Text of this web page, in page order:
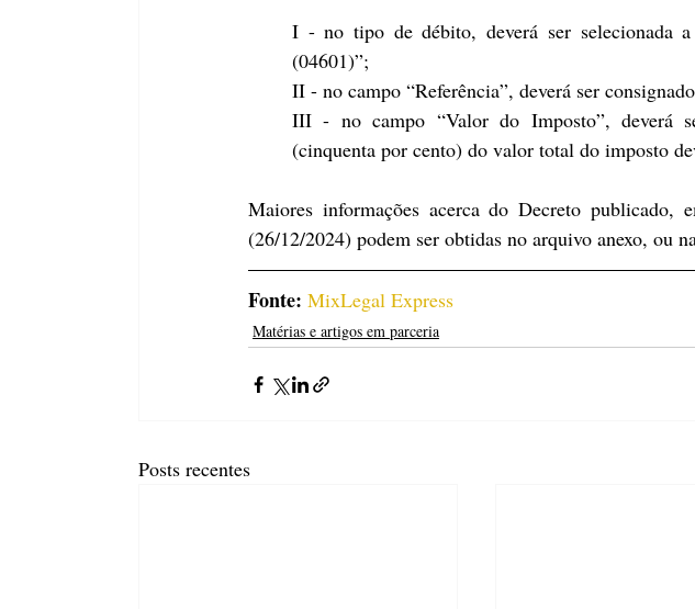
I - no tipo de débito, deverá ser selecionada
(04601)”;
II - no campo “Referência”, deverá ser
III - no campo “Valor do Imposto”, deverá
(cinquenta por cento) do valor total do imposto
Maiores informações acerca do Decreto
(26/12/2024) podem ser obtidas no arquivo anexo, ou
Fonte: MixLegal Express
Matérias e artigos em parceria
Posts recentes